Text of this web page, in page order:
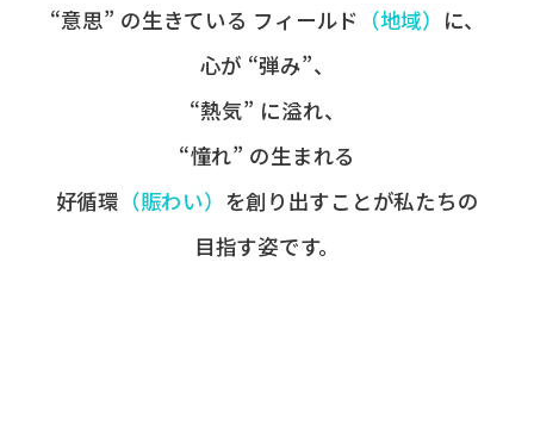
“意思” の​生きている フィールド ​（地域） に、
心が​ “弾み”、
“熱気” に​溢れ、
“憧れ” の​生まれる
好循環 ​（賑わい） を​創り出すことが​私たちの​
目指す姿です。​